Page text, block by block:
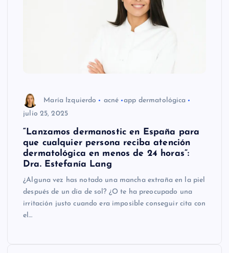
María Izquierdo acné
app dermatológica
julio 25, 2025
“Lanzamos dermanostic en España para
que cualquier persona reciba atención
dermatológica en menos de 24 horas”:
Dra. Estefanía Lang
¿Alguna vez has notado una mancha extraña en la piel
después de un día de sol? ¿O te ha preocupado una
irritación justo cuando era imposible conseguir cita con
el…